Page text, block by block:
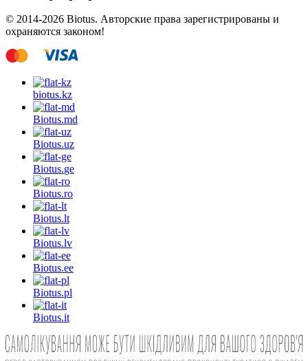
© 2014-2026 Biotus. Авторские права зарегистрированы и
охраняются законом!
biotus.kz
Biotus.md
Biotus.uz
Biotus.ge
Biotus.ro
Biotus.lt
Biotus.lv
Biotus.ee
Biotus.pl
Biotus.it